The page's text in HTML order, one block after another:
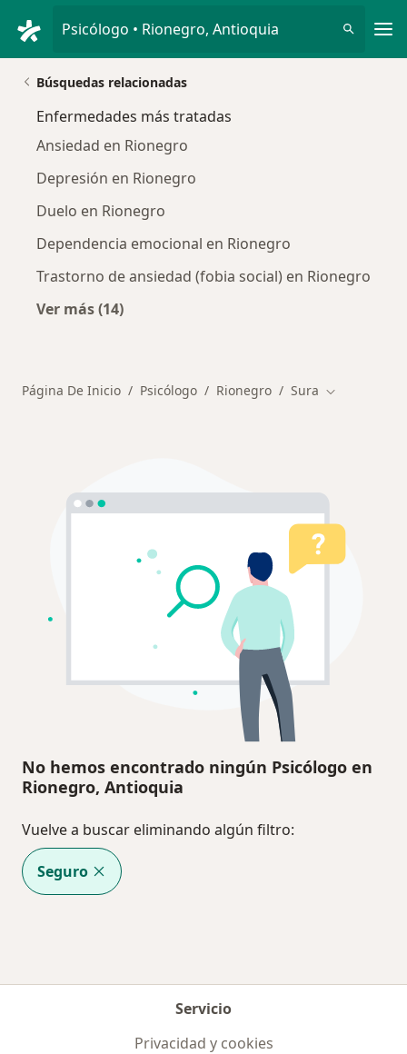
Psicólogo • Rionegro, Antioquia
Búsquedas relacionadas
Enfermedades más tratadas
Ansiedad en Rionegro
Depresión en Rionegro
Duelo en Rionegro
Dependencia emocional en Rionegro
Trastorno de ansiedad (fobia social) en Rionegro
Ver más (14)
Página De Inicio Psicólogo Rionegro Sura Cambiar de
No hemos encontrado ningún Psicólogo en
Rionegro, Antioquia
Vuelve a buscar eliminando algún filtro:
Seguro
Servicio
Privacidad y cookies